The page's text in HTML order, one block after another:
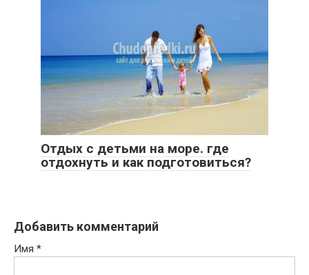
Отдых с детьми на море. где
отдохнуть и как подготовиться?
Добавить комментарий
Имя *